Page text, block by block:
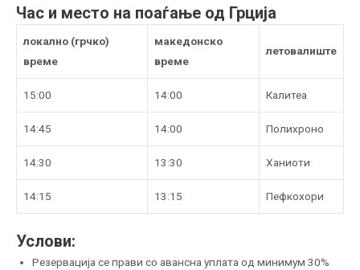
Час и место на поаѓање од Грција
локално (грчко)
време
македонско
време
летовалиште
15:00 14:00 Калитеа
14:45 14:00 Полихроно
14:30 13:30 Ханиоти
14:15 13:15 Пефкохори
Услови:
Резервација се прави со авансна уплата од минимум 30%